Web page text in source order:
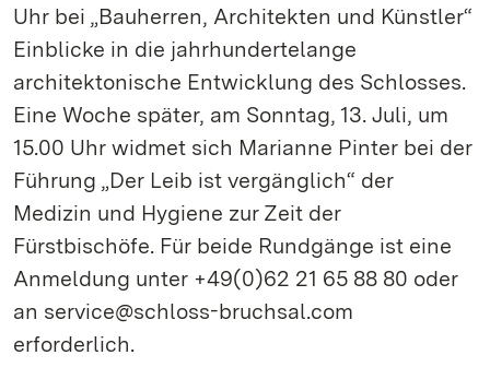
Uhr bei „Bauherren, Architekten und Künstler“
Einblicke in die jahrhundertelange
architektonische Entwicklung des Schlosses.
Eine Woche später, am Sonntag, 13. Juli, um
15.00 Uhr widmet sich Marianne Pinter bei der
Führung „Der Leib ist vergänglich“ der
Medizin und Hygiene zur Zeit der
Fürstbischöfe. Für beide Rundgänge ist eine
Anmeldung unter +49(0)62 21 65 88 80 oder
an service@schloss-bruchsal.com
erforderlich.